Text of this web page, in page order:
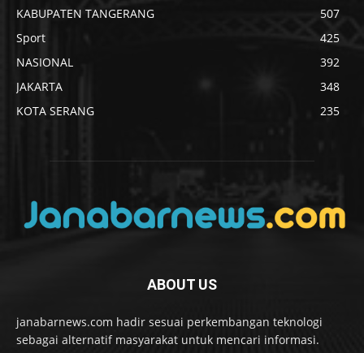
KABUPATEN TANGERANG
507
Sport
425
NASIONAL
392
JAKARTA
348
KOTA SERANG
235
ABOUT US
janabarnews.com hadir sesuai perkembangan teknologi
sebagai alternatif masyarakat untuk mencari informasi.